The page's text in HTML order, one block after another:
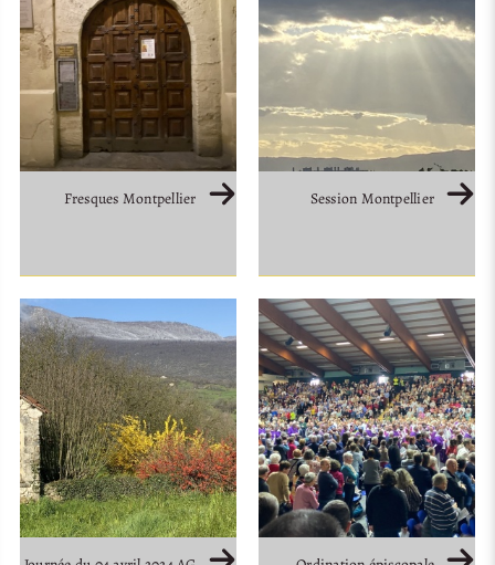
Fresques Montpellier Session Montpellier